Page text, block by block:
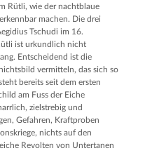
Rütli, wie der nachtblaue
machen. Die drei
Tschudi im 16.
ist urkundlich nicht
Entscheidend ist die
vermitteln, das sich so
bereits seit dem ersten
am Fuss der Eiche
zielstrebig und
Gefahren, Kraftproben
nichts auf den
Revolten von Untertanen